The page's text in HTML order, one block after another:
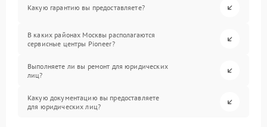
Какую гарантию вы предоставляете?
В каких районах Москвы располагаются
сервисные центры Pioneer?
Выполняете ли вы ремонт для юридических
лиц?
Какую документацию вы предоставляете
для юридических лиц?